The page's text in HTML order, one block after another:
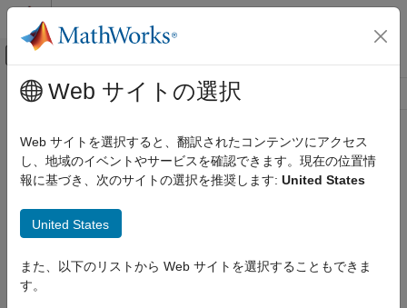
コンテンツへスキップ
オフキャンバス ナビゲーション メ
リソース
ステータス
メインコンテンツ
Web サイトの選択
Web サイトを選択すると、翻訳されたコンテンツにアクセス
し、地域のイベントやサービスを確認できます。現在の位置情
報に基づき、次のサイトの選択を推奨します: United States
United States
また、以下のリストから Web サイトを選択することもできま
す。